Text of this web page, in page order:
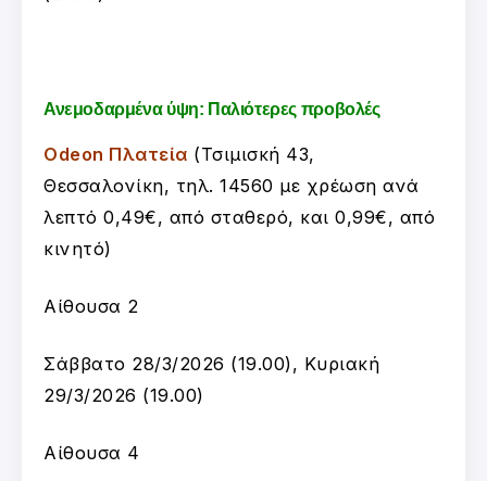
Ανεμοδαρμένα ύψη: Παλιότερες προβολές
Odeon Πλατεία (Τσιμισκή 43,
Θεσσαλονίκη, τηλ. 14560 με χρέωση ανά
λεπτό 0,49€, από σταθερό, και 0,99€, από
κινητό)
Αίθουσα 2
Σάββατο 28/3/2026 (19.00), Κυριακή
29/3/2026 (19.00)
Αίθουσα 4